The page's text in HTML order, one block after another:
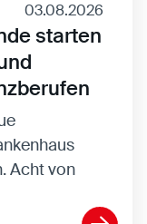
03.08.2026
starten
Acht von